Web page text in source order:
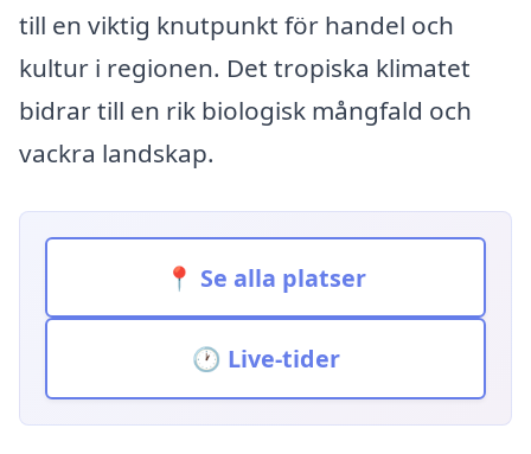
till en viktig knutpunkt för handel och
kultur i regionen. Det tropiska klimatet
bidrar till en rik biologisk mångfald och
vackra landskap.
📍 Se alla platser
🕐 Live-tider